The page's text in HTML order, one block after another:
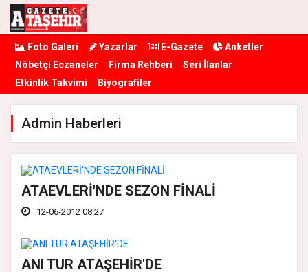
Foto Galeri Yazarlar E-Gazete
Anketler
Nöbetçi Eczaneler
Firma Rehberi
Seri İlanlar
Etkinlik Takvimi
Biyografiler
Admin Haberleri
ATAEVLERİ'NDE SEZON FİNALİ
12-06-2012 08:27
ANI TUR ATAŞEHİR'DE